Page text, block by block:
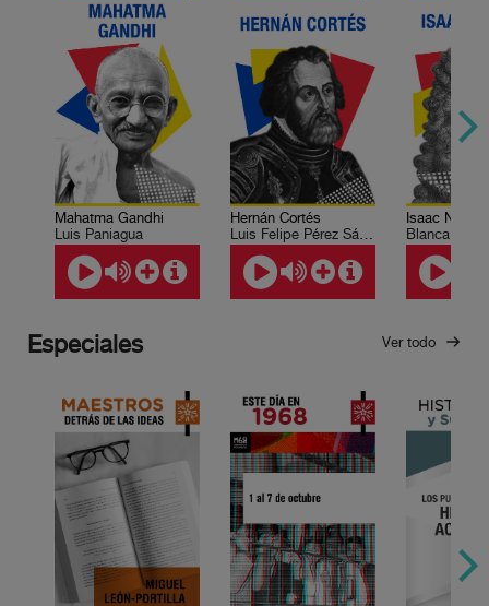
Mahatma Gandhi
Luis Paniagua
Hernán Cortés
Luis Felipe Pérez Sánchez
Isaac
Especiales Ver todo